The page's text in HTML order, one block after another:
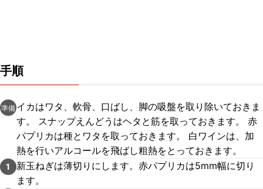
手順
準備 イカはワタ、軟骨、口ばし、脚の吸盤を取り除いておきま
す。 スナップえんどうはヘタと筋を取っておきます。 赤
パプリカは種とワタを取っておきます。 白ワインは、加
熱を行いアルコールを飛ばし粗熱をとっておきます。
1
新玉ねぎは薄切りにします。赤パプリカは5mm幅に切り
ます。